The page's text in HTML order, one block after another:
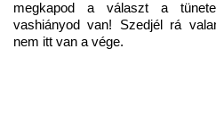
megkapod a választ a
vashiányod van! Szedjél rá
nem itt van a vége.